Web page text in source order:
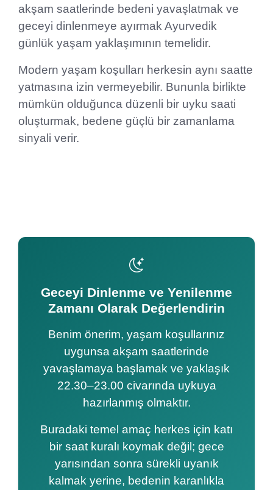
akşam saatlerinde bedeni yavaşlatmak ve
geceyi dinlenmeye ayırmak Ayurvedik
günlük yaşam yaklaşımının temelidir.
Modern yaşam koşulları herkesin aynı saatte
yatmasına izin vermeyebilir. Bununla birlikte
mümkün olduğunca düzenli bir uyku saati
oluşturmak, bedene güçlü bir zamanlama
sinyali verir.
Geceyi Dinlenme ve Yenilenme
Zamanı Olarak Değerlendirin
Benim önerim, yaşam koşullarınız
uygunsa akşam saatlerinde
yavaşlamaya başlamak ve yaklaşık
22.30–23.00 civarında uykuya
hazırlanmış olmaktır.
Buradaki temel amaç herkes için katı
bir saat kuralı koymak değil; gece
yarısından sonra sürekli uyanık
kalmak yerine, bedenin karanlıkla